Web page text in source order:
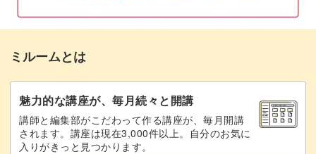
透け感のあるお花に仕上げるためには色の選び方にもポイ
ントがあるので、
また、今回レクチャーしているエアブラシの使い方は様々
なフラワーアートに応用が可能。
暗い色をベースに用いて透け感を残す方法 41:39
まとめ
ミルームとは
魅力的な講座が、毎月続々と開講
講師と編集部がこだわって作る講座が、毎月開講
されます。講座は現在3,000件以上。自分のお気に
入りがきっと見つかります。